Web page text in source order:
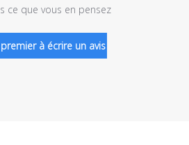
ce que vous en pensez
à écrire un avis